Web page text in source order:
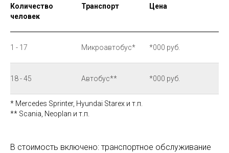
Количество
человек
Транспорт Цена
1 - 17 Микроавтобус* *000 руб.
18 - 45 Автобус** *000 руб.
* Mercedes Sprinter, Hyundai Starex и т.п.
** Scania, Neoplan и т.п.
В стоимость включено: транспортное обслуживание